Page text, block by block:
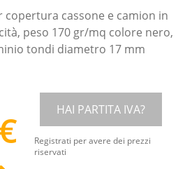
cassone e camion in
peso 170 gr/mq colore nero,
tondi diametro 17 mm
HAI PARTITA IVA?
Registrati per avere dei prezzi
riservati